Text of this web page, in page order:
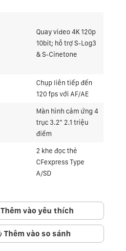
Quay video 4K 120p
10bit; hỗ trợ S-Log3
& S-Cinetone
Chụp liên tiếp đến
120 fps với AF/AE
Màn hình cảm ứng 4
trục 3.2" 2.1 triệu
điểm
2 khe đọc thẻ
CFexpress Type
A/SD
Thêm vào yêu thích
Thêm vào so sánh